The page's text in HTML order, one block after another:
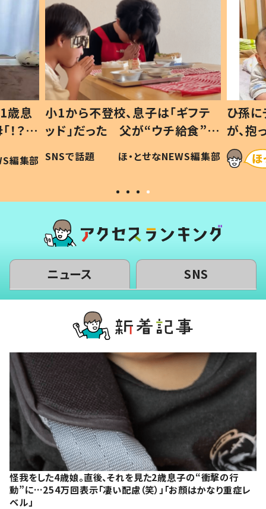
フテ
食”を
編集部
ひ孫にデレデレな80歳じいじ
が、抱っこすると…ひ孫の反応に
「涙が出ました」「可愛くて仕方な
い」
ほ・とせなNEWS編集部
ニュース SNS
怪我をした4歳娘。直後、それを見た2歳息子の“衝撃の行
動”に…254万回表示「凄い配慮（笑）」「お顔はかなり重症レ
ベル」